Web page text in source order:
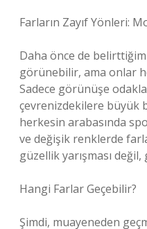
Farların Zayıf Yönleri:
Daha önce de
görünebilir, ama onlar
Sadece görünüşe
çevrenizdekilere büyük
herkesin arabasında
ve değişik renklerde
güzellik yarışması değil,
Hangi Farlar Geçebilir?
Şimdi, muayeneden